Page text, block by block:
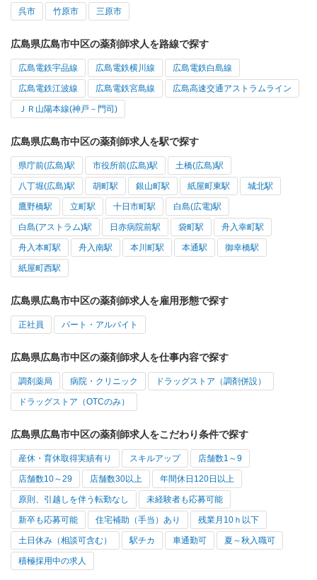
呉市 竹原市 三原市
広島県広島市中区の薬剤師求人を路線で探す
広島電鉄宇品線 広島電鉄横川線 広島電鉄白島線
広島電鉄江波線 広島電鉄宮島線 広島高速交通アストラムライン
ＪＲ山陽本線(神戸－門司)
広島県広島市中区の薬剤師求人を駅で探す
県庁前(広島)駅 市役所前(広島)駅 土橋(広島)駅
八丁堀(広島)駅 胡町駅 銀山町駅 紙屋町東駅 城北駅
鷹野橋駅 立町駅 十日市町駅 白島(広電)駅
白島(アストラム)駅 日赤病院前駅 袋町駅 舟入幸町駅
舟入本町駅 舟入南駅 本川町駅 本通駅 御幸橋駅
紙屋町西駅
広島県広島市中区の薬剤師求人を雇用形態で探す
正社員 パート・アルバイト
広島県広島市中区の薬剤師求人を仕事内容で探す
調剤薬局 病院・クリニック ドラッグストア（調剤併設）
ドラッグストア（OTCのみ）
広島県広島市中区の薬剤師求人をこだわり条件で探す
産休・育休取得実績有り スキルアップ 店舗数1～9
店舗数10～29 店舗数30以上 年間休日120日以上
原則、引越しを伴う転勤なし 未経験者も応募可能
新卒も応募可能 住宅補助（手当）あり 残業月10ｈ以下
土日休み（相談可含む） 駅チカ 車通勤可 夏～秋入職可
積極採用中の求人